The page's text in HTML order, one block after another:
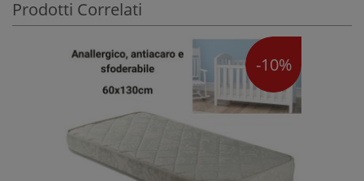
Prodotti Correlati
-10%